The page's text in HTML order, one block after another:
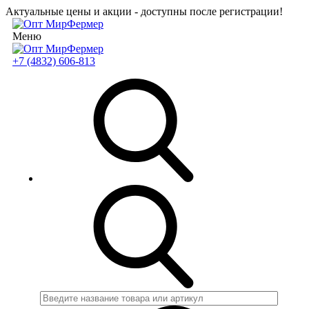
Актуальные цены и акции - доступны после регистрации!
Меню
+7 (4832) 606-813